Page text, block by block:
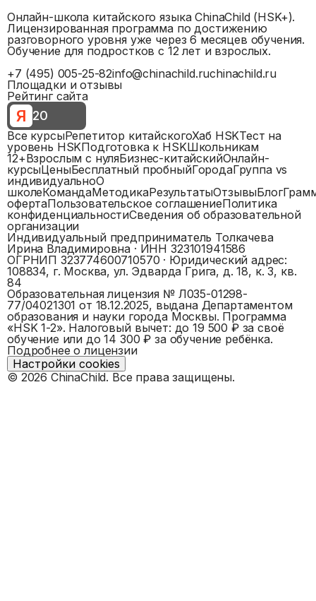
Онлайн-школа китайского языка ChinaChild (HSK+).
Лицензированная программа по достижению
разговорного уровня уже через 6 месяцев обучения.
Обучение для подростков с 12 лет и взрослых.
+7 (495) 005-25-82info@chinachild.ruchinachild.ru
Площадки и отзывы
Рейтинг сайта
Я 20
Все курсыРепетитор китайскогоХаб HSKТест на
уровень HSKПодготовка к HSKШкольникам
12+Взрослым с нуляБизнес-китайскийОнлайн-
курсыЦеныБесплатный пробныйГородаГруппа vs
индивидуальноО
школеКомандаМетодикаРезультатыОтзывыБлог
офертаПользовательское соглашениеПолитика
конфиденциальностиСведения об образовательной
организации
Индивидуальный предприниматель Толкачева
Ирина Владимировна· ИНН323101941586
ОГРНИП 323774600710570 · Юридический адрес:
108834, г. Москва, ул. Эдварда Грига, д. 18, к. 3, кв.
84
Образовательная лицензия № Л035-01298-
77/04021301 от 18.12.2025, выдана Департаментом
образования и науки города Москвы. Программа
«HSK 1-2». Налоговый вычет: до 19 500 ₽ за своё
обучение или до 14 300 ₽ за обучение ребёнка.
Подробнее о лицензии
Настройки cookies
© 2026 ChinaChild. Все права защищены.